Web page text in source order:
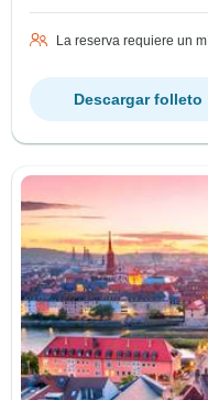
La reserva requiere un
Descargar folleto